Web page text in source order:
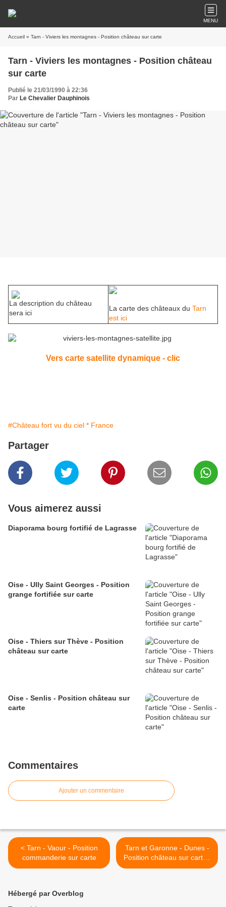
MENU
Accueil » Tarn - Viviers les montagnes - Position château sur carte
Tarn - Viviers les montagnes - Position château
sur carte
Publié le 21/03/1990 à 22:36
Par Le Chevalier Dauphinois
La description du château
sera ici
La carte des châteaux du Tarn
est ici
Vers carte satellite dynamique - clic
#Château fort vu du ciel * France
Partager
Vous aimerez aussi
Diaporama bourg fortifié de Lagrasse
Oise - Ully Saint Georges - Position
grange fortifiée sur carte
Oise - Thiers sur Thève - Position
château sur carte
Oise - Senlis - Position château sur
carte
Commentaires
Ajouter un commentaire
< Tarn - Vaour - Position
commanderie sur carte
Tarn et Garonne - Dunes -
Position château sur cartes
>
Hébergé par Overblog